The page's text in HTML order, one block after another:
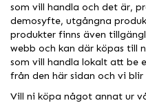
som vill handla och det är,
demosyfte, utgångna
produkter finns även
webb och kan där köpas till
som vill handla lokalt att be
från den här sidan och vi
Vill ni köpa något annat ur